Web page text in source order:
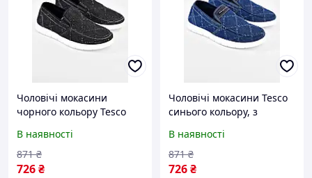
Чоловічі мокасини
чорного кольору Tesco
розміри, зручна підошва.
В наявності
726₴
871 ₴
Чоловічі мокасини Tesco
синього кольору, з
підошва 2 см.
В наявності
726₴
871 ₴